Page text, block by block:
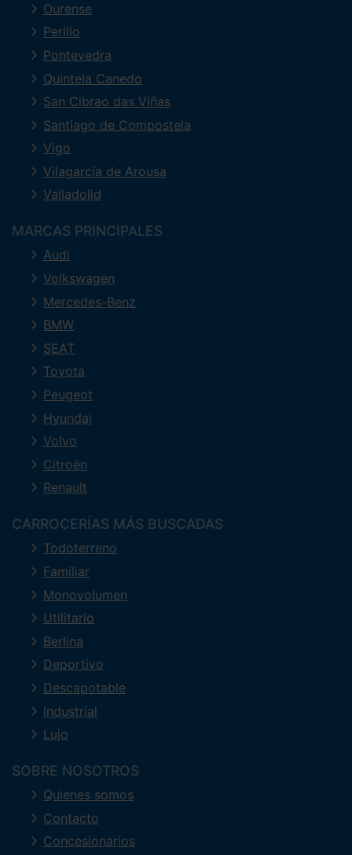
Ourense
Perillo
Pontevedra
Quintela Canedo
San Cibrao das Viñas
Santiago de Compostela
Vigo
Vilagarcía de Arousa
Valladolid
MARCAS PRINCIPALES
Audi
Volkswagen
Mercedes-Benz
BMW
SEAT
Toyota
Peugeot
Hyundai
Volvo
Citroën
Renault
CARROCERÍAS MÁS BUSCADAS
Todoterreno
Familiar
Monovolumen
Utilitario
Berlina
Deportivo
Descapotable
Industrial
Lujo
SOBRE NOSOTROS
Quienes somos
Contacto
Concesionarios